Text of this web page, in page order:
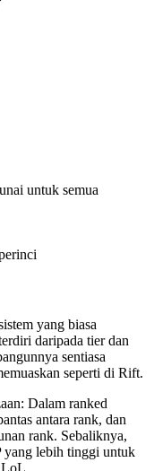
untuk semua
yang biasa
daripada tier dan
sentiasa
seperti di Rift.
Dalam ranked
antara rank, dan
rank. Sebaliknya,
yang lebih tinggi untuk